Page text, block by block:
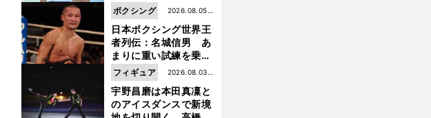
浴びせられるも佐藤慎
太郎が貫いた誇りとフ
ァンへの思い
日本ボクシング世界王
者列伝：名城信男 あ
まりに重い試練を乗り
越え「大胆さ」と「巧
さ」で築いた時代
2026.08.05更
新
ボクシング
宇野昌磨は本田真凜と
のアイスダンスで新境
2026.08.03更
新
フィギュア